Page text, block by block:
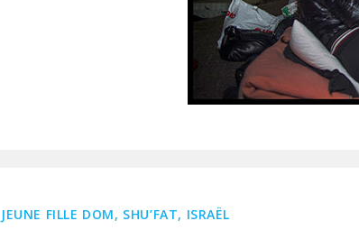
JEUNE FILLE DOM, SHU’FAT, ISRAËL